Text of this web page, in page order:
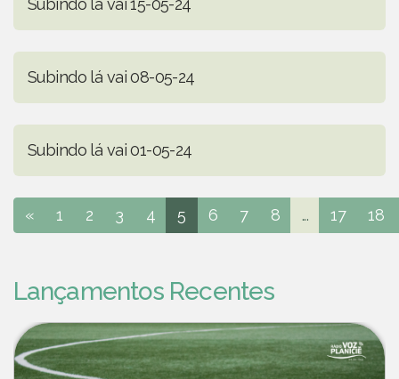
Subindo lá vai 15-05-24
Subindo lá vai 08-05-24
Subindo lá vai 01-05-24
« 1 2 3 4 5 6 7 8 ... 17 18
Lançamentos Recentes